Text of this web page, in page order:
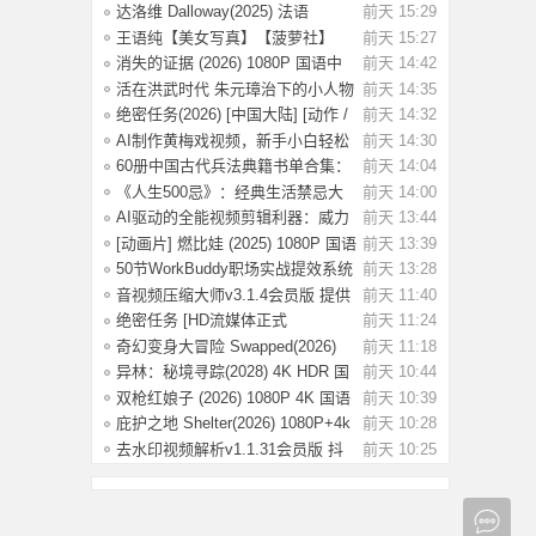
国语中 前天 15:29
达洛维 Dalloway(2025) 法语
1080P 【3.2G
前天 15:27
王语纯【美女写真】【菠萝社】
【51P】
前天 14:42
消失的证据 (2026) 1080P 国语中
字 [1.09G]
前天 14:35
活在洪武时代 朱元璋治下的小人物
命运
前天 14:32
绝密任务(2026) [中国大陆] [动作 /
战争 /
前天 14:30
AI制作黄梅戏视频，新手小白轻松
赚取收益
前天 14:04
60册中国古代兵法典籍书单合集：
绝版古代兵
前天 14:00
《人生500忌》：经典生活禁忌大
全
前天 13:44
AI驱动的全能视频剪辑利器：威力
导演v24.6.
前天 13:39
[动画片] 燃比娃 (2025) 1080P 国语
中字 [0
前天 13:28
50节WorkBuddy职场实战提效系统
课：掌握效
前天 11:40
音视频压缩大师v3.1.4会员版 提供
高效的音
前天 11:24
绝密任务 [HD流媒体正式
版]Operation.Black
前天 11:18
奇幻变身大冒险 Swapped(2026)
[1080P] [中
前天 10:44
异林：秘境寻踪(2028) 4K HDR 国
语中字【1.
前天 10:39
双枪红娘子 (2026) 1080P 4K 国语
中字 [1.7
前天 10:28
庇护之地 Shelter(2026) 1080P+4k
中英双字
前天 10:25
去水印视频解析v1.1.31会员版 抖